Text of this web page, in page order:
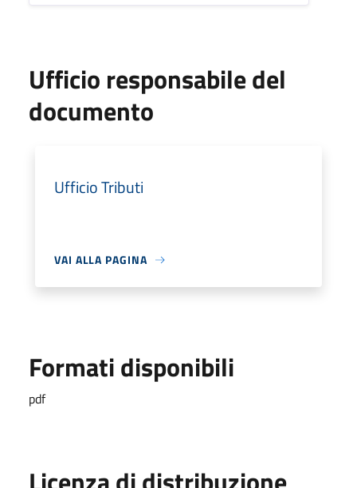
Ufficio responsabile del
documento
Ufficio Tributi
VAI ALLA PAGINA
Formati disponibili
pdf